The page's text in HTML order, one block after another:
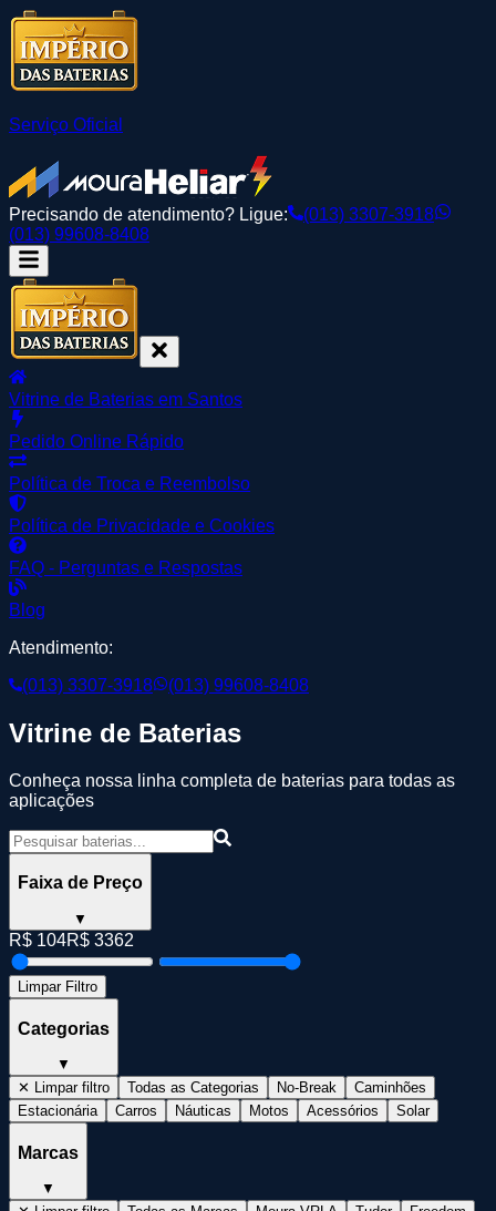
Serviço Oficial
Precisando de atendimento? Ligue:
(013) 3307-3918
(013) 99608-8408
Vitrine de Baterias em Santos
Pedido Online Rápido
Política de Troca e Reembolso
Política de Privacidade e Cookies
FAQ - Perguntas e Respostas
Blog
Atendimento:
(013) 3307-3918
(013) 99608-8408
Vitrine de Baterias
Conheça nossa linha completa de baterias para todas as
aplicações
Faixa de Preço
▼
R$ 104R$ 3362
Limpar Filtro
Categorias
▼
✕ Limpar filtro
Todas as Categorias No-Break
Caminhões
Estacionária
Carros Náuticas Motos Acessórios Solar
Marcas
▼